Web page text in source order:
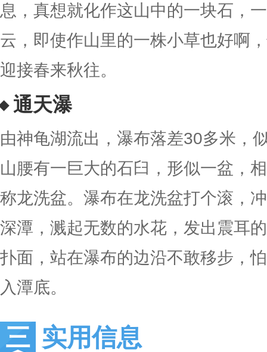
息，真想就化作这山中的一块石，
云，即使作山里的一株小草也好啊
迎接春来秋往。
通天瀑
由神龟湖流出，瀑布落差30多米，
山腰有一巨大的石臼，形似一盆，
称龙洗盆。瀑布在龙洗盆打个滚，
深潭，溅起无数的水花，发出震耳
扑面，站在瀑布的边沿不敢移步，
入潭底。
实用信息